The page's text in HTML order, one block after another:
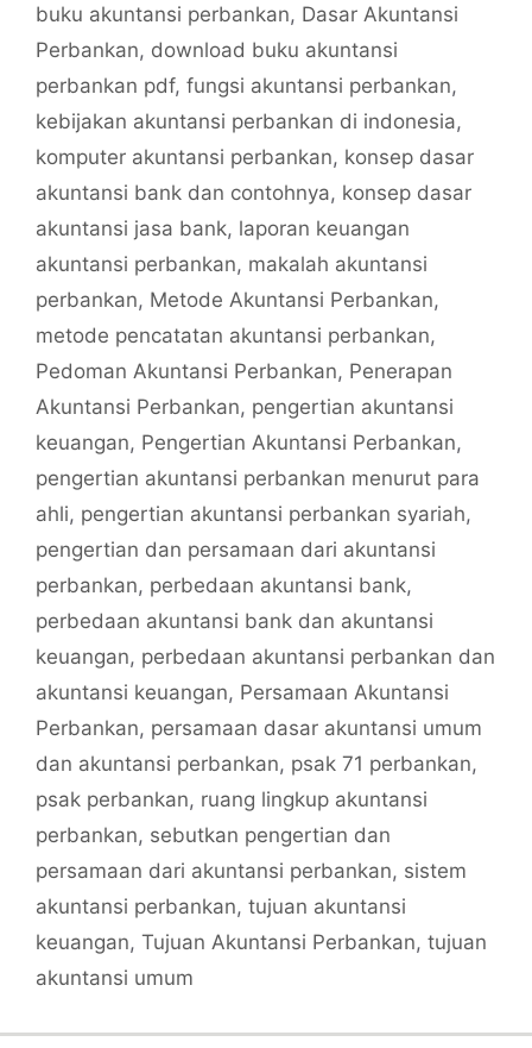
buku akuntansi perbankan, Dasar Akuntansi
Perbankan, download buku akuntansi
perbankan pdf, fungsi akuntansi perbankan,
kebijakan akuntansi perbankan di indonesia,
komputer akuntansi perbankan, konsep dasar
akuntansi bank dan contohnya, konsep dasar
akuntansi jasa bank, laporan keuangan
akuntansi perbankan, makalah akuntansi
perbankan, Metode Akuntansi Perbankan,
metode pencatatan akuntansi perbankan,
Pedoman Akuntansi Perbankan, Penerapan
Akuntansi Perbankan, pengertian akuntansi
keuangan, Pengertian Akuntansi Perbankan,
pengertian akuntansi perbankan menurut para
ahli, pengertian akuntansi perbankan syariah,
pengertian dan persamaan dari akuntansi
perbankan, perbedaan akuntansi bank,
perbedaan akuntansi bank dan akuntansi
keuangan, perbedaan akuntansi perbankan dan
akuntansi keuangan, Persamaan Akuntansi
Perbankan, persamaan dasar akuntansi umum
dan akuntansi perbankan, psak 71 perbankan,
psak perbankan, ruang lingkup akuntansi
perbankan, sebutkan pengertian dan
persamaan dari akuntansi perbankan, sistem
akuntansi perbankan, tujuan akuntansi
keuangan, Tujuan Akuntansi Perbankan, tujuan
akuntansi umum